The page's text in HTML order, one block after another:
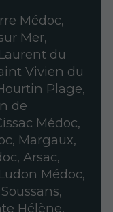
Médoc,
Mer,
du
Vivien du
Plage,
de
Médoc,
Margaux,
Arsac,
Médoc,
Hélène,